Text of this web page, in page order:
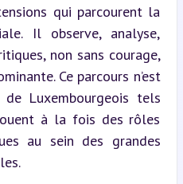
qui parcourent la
Il observe, analyse,
non sans courage,
Ce parcours n’est
Luxembourgeois tels
à la fois des rôles
au sein des grandes